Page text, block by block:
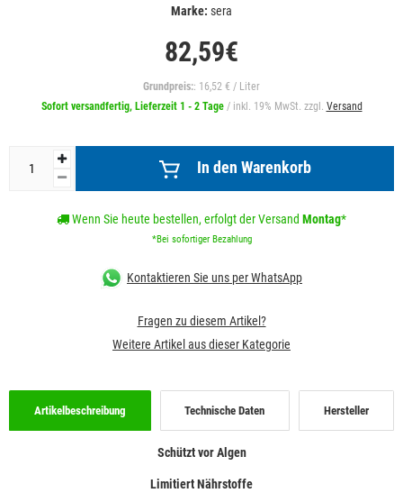
Marke: sera
82,59€
Grundpreis:: 16,52 € / Liter
Sofort versandfertig, Lieferzeit 1 - 2 Tage / inkl. 19% MwSt. zzgl. Versand
In den Warenkorb
Wenn Sie heute bestellen, erfolgt der Versand Montag*
*Bei sofortiger Bezahlung
Kontaktieren Sie uns per WhatsApp
Fragen zu diesem Artikel?
Weitere Artikel aus dieser Kategorie
Artikelbeschreibung Technische Daten Hersteller
Schützt vor Algen
Limitiert Nährstoffe